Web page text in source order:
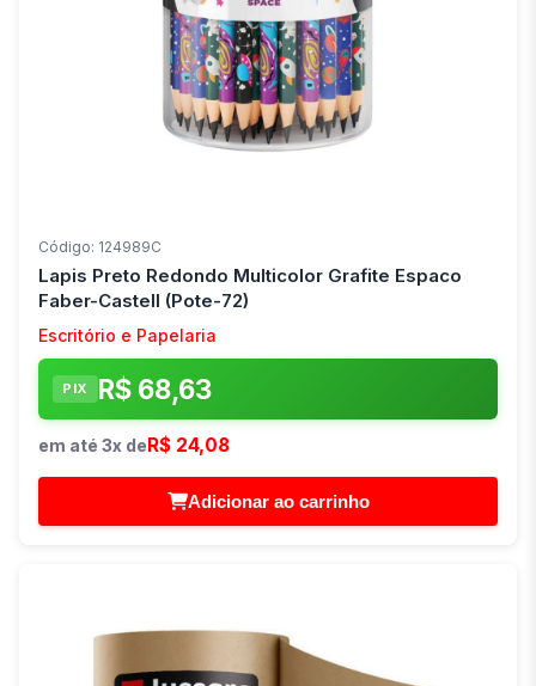
Código: 124989C
Lapis Preto Redondo Multicolor Grafite Espaco
Faber-Castell (Pote-72)
Escritório e Papelaria
PIX R$ 68,63
em até 3x deR$ 24,08
Adicionar ao carrinho